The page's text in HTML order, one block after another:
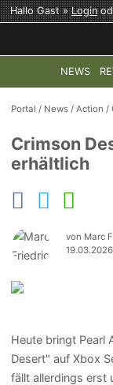
Hallo Gast »Login
NEWS
TOP-THEMEN:
Portal / News /Action /
Crimson
erhältlich
von Marc
Heute bringt Pearl
Desert" auf Xbox
fällt allerdings erst